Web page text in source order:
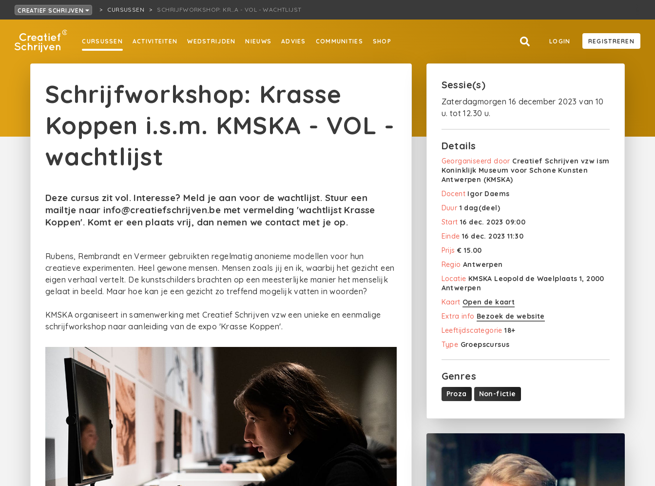
CREATIEF SCHRIJVEN CURSUSSEN SCHRIJFWORKSHOP: KR…A - VOL - WACHTLIJST
CURSUSSEN ACTIVITEITEN WEDSTRIJDEN NIEUWS ADVIES COMMUNITIES SHOP LOGIN REGISTREREN
Schrijfworkshop: Krasse
Koppen i.s.m. KMSKA - VOL -
wachtlijst
Deze cursus zit vol. Interesse? Meld je aan voor de wachtlijst. Stuur een
mailtje naar info@creatiefschrijven.be met vermelding 'wachtlijst Krasse
Koppen'. Komt er een plaats vrij, dan nemen we contact met je op.
Rubens, Rembrandt en Vermeer gebruikten regelmatig anonieme modellen voor hun
creatieve experimenten. Heel gewone mensen. Mensen zoals jij en ik, waarbij het gezicht een
eigen verhaal vertelt. De kunstschilders brachten op een meesterlijke manier het menselijk
gelaat in beeld. Maar hoe kan je een gezicht zo treffend mogelijk vatten in woorden?
KMSKA organiseert in samenwerking met Creatief Schrijven vzw een unieke en eenmalige
schrijfworkshop naar aanleiding van de expo 'Krasse Koppen'.
Sessie(s)
Zaterdagmorgen 16 december 2023 van 10
u. tot 12.30 u.
Details
Georganiseerd door Creatief Schrijven vzw ism
Koninklijk Museum voor Schone Kunsten
Antwerpen (KMSKA)
Docent Igor Daems
Duur 1 dag(deel)
Start 16 dec. 2023 09:00
Einde 16 dec. 2023 11:30
Prijs € 15.00
Regio Antwerpen
Locatie KMSKA Leopold de Waelplaats 1, 2000
Antwerpen
Kaart Open de kaart
Extra info Bezoek de website
Leeftijdscategorie 18+
Type Groepscursus
Genres
Proza Non-fictie